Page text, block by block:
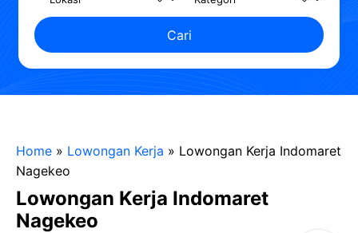
Cari
Home » Lowongan Kerja » Lowongan Kerja Indomaret
Nagekeo
Lowongan Kerja Indomaret
Nagekeo